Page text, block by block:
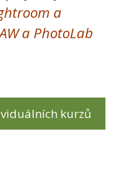
a
a PhotoLab
kurzů